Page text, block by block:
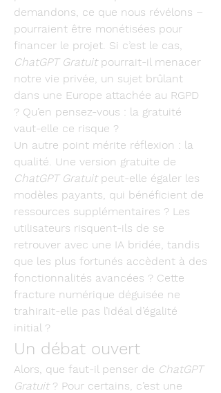
demandons, ce que nous révélons –
pourraient être monétisées pour
ChatGPT Gratuit pourrait-il menacer
notre vie privée, un sujet brûlant
dans une Europe attachée au RGPD
? Qu’en pensez-vous : la gratuité
vaut-elle ce risque ?
Un autre point mérite réflexion : la
ChatGPT Gratuit peut-elle égaler les
modèles payants, qui bénéficient de
ressources supplémentaires ? Les
utilisateurs risquent-ils de se
retrouver avec une IA bridée, tandis
que les plus fortunés accèdent à des
fonctionnalités avancées ? Cette
fracture numérique déguisée ne
trahirait-elle pas l’idéal d’égalité
initial ?
Un débat ouvert
Alors, que faut-il penser de ChatGPT
Gratuit ? Pour certains, c’est une